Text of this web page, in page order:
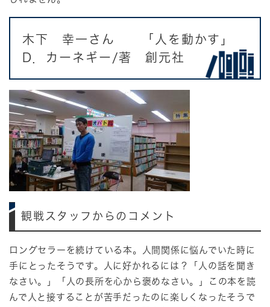
木下 幸一さん 「人を動かす」
D．カーネギー/著 創元社
観戦スタッフからのコメント
ロングセラーを続けている本。人間関係に悩んでいた時に
手にとったそうです。人に好かれるには？「人の話を聞き
なさい。」「人の長所を心から褒めなさい。」この本を読
んで人と接することが苦手だったのに楽しくなったそうで